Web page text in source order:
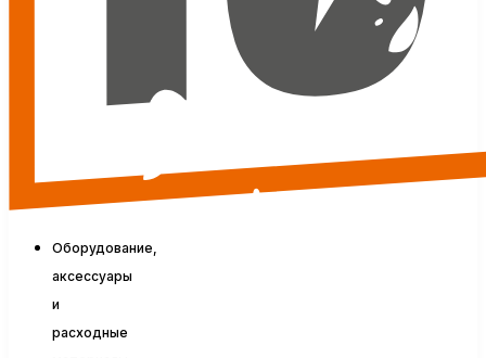
Оборудование,
аксессуары
и
расходные